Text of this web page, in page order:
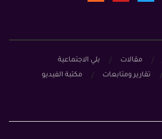
مقالات
بلي الاجتماعية
تقارير ومتابعات مكتبة الفيديو